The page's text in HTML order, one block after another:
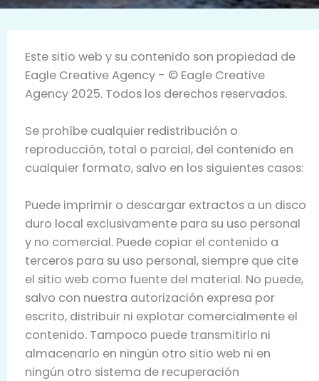
Este sitio web y su contenido son propiedad de
Eagle Creative Agency - © Eagle Creative
Agency 2025. Todos los derechos reservados.
Se prohíbe cualquier redistribución o
reproducción, total o parcial, del contenido en
cualquier formato, salvo en los siguientes casos:
Puede imprimir o descargar extractos a un disco
duro local exclusivamente para su uso personal
y no comercial. Puede copiar el contenido a
terceros para su uso personal, siempre que cite
el sitio web como fuente del material. No puede,
salvo con nuestra autorización expresa por
escrito, distribuir ni explotar comercialmente el
contenido. Tampoco puede transmitirlo ni
almacenarlo en ningún otro sitio web ni en
ningún otro sistema de recuperación